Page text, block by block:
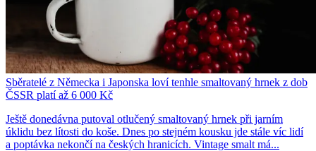
Sběratelé z Německa i Japonska loví tenhle smaltovaný hrnek z dob
ČSSR platí až 6 000 Kč
Ještě donedávna putoval otlučený smaltovaný hrnek při jarním
úklidu bez lítosti do koše. Dnes po stejném kousku jde stále víc lidí
a poptávka nekončí na českých hranicích. Vintage smalt má...